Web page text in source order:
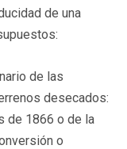
de una
de las
desecados:
de 1866 o de la
o